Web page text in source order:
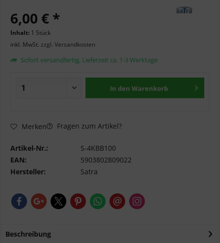
6,00 € *
Inhalt: 1 Stück
inkl. MwSt. zzgl. Versandkosten
Sofort versandfertig, Lieferzeit ca. 1-3 Werktage
In den Warenkorb
Merken Fragen zum Artikel?
Artikel-Nr.:
S-4KBB100
EAN:
5903802809022
Hersteller:
Satra
Beschreibung